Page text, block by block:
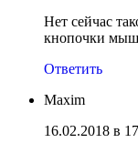
Нет сейчас
кнопочки
Ответить
Maxim
16.02.2018 в